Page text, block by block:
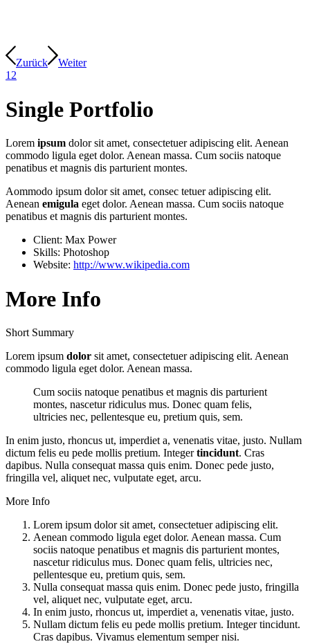
Zurück
Weiter
12
Single Portfolio
Lorem ipsum dolor sit amet, consectetuer adipiscing elit. Aenean
commodo ligula eget dolor. Aenean massa. Cum sociis natoque
penatibus et magnis dis parturient montes.
Aommodo ipsum dolor sit amet, consec tetuer adipiscing elit.
Aenean emigula eget dolor. Aenean massa. Cum sociis natoque
penatibus et magnis dis parturient montes.
Client: Max Power
Skills: Photoshop
Website: http://www.wikipedia.com
More Info
Short Summary
Lorem ipsum dolor sit amet, consectetuer adipiscing elit. Aenean
commodo ligula eget dolor. Aenean massa.
Cum sociis natoque penatibus et magnis dis parturient
montes, nascetur ridiculus mus. Donec quam felis,
ultricies nec, pellentesque eu, pretium quis, sem.
In enim justo, rhoncus ut, imperdiet a, venenatis vitae, justo. Nullam
dictum felis eu pede mollis pretium. Integertincidunt. Cras
dapibus. Nulla consequat massa quis enim. Donec pede justo,
fringilla vel, aliquet nec, vulputate eget, arcu.
More Info
Lorem ipsum dolor sit amet, consectetuer adipiscing elit.
Aenean commodo ligula eget dolor. Aenean massa. Cum
sociis natoque penatibus et magnis dis parturient montes,
nascetur ridiculus mus. Donec quam felis, ultricies nec,
pellentesque eu, pretium quis, sem.
Nulla consequat massa quis enim. Donec pede justo, fringilla
vel, aliquet nec, vulputate eget, arcu.
In enim justo, rhoncus ut, imperdiet a, venenatis vitae, justo.
Nullam dictum felis eu pede mollis pretium. Integer tincidunt.
Cras dapibus. Vivamus elementum semper nisi.